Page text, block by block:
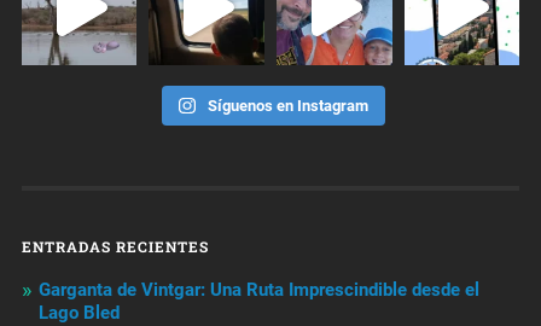
Síguenos en Instagram
ENTRADAS RECIENTES
Garganta de Vintgar: Una Ruta Imprescindible desde el
Lago Bled